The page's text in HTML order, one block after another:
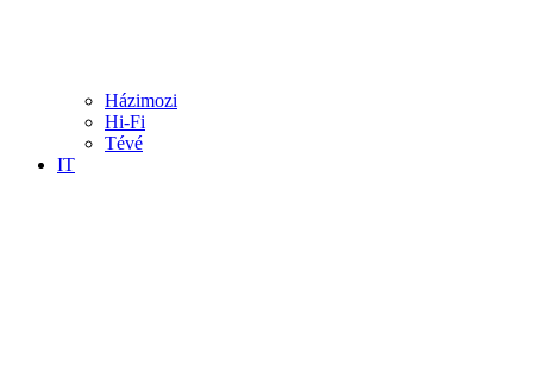
Házimozi
Hi-Fi
Tévé
IT